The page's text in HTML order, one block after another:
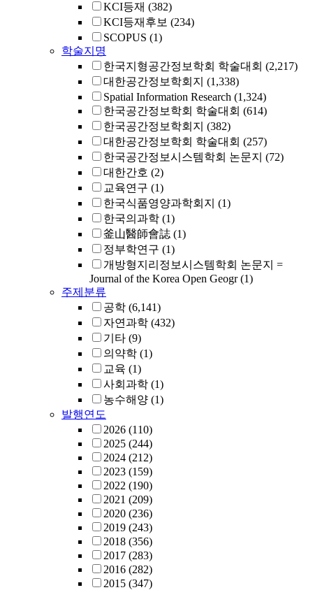
KCI등재 (382)
KCI등재후보 (234)
SCOPUS (1)
학술지명
한국지형공간정보학회 학술대회 (2,217)
대한공간정보학회지 (1,338)
Spatial Information Research (1,324)
한국공간정보학회 학술대회 (614)
한국공간정보학회지 (382)
대한공간정보학회 학술대회 (257)
한국공간정보시스템학회 논문지 (72)
대한간호 (2)
교육연구 (1)
한국식품영양과학회지 (1)
한국의과학 (1)
釜山醫師會誌 (1)
정부학연구 (1)
개방형지리정보시스템학회 논문지 =
Journal of the Korea Open Geogr (1)
주제분류
공학 (6,141)
자연과학 (432)
기타 (9)
의약학 (1)
교육 (1)
사회과학 (1)
농수해양 (1)
발행연도
2026 (110)
2025 (244)
2024 (212)
2023 (159)
2022 (190)
2021 (209)
2020 (236)
2019 (243)
2018 (356)
2017 (283)
2016 (282)
2015 (347)